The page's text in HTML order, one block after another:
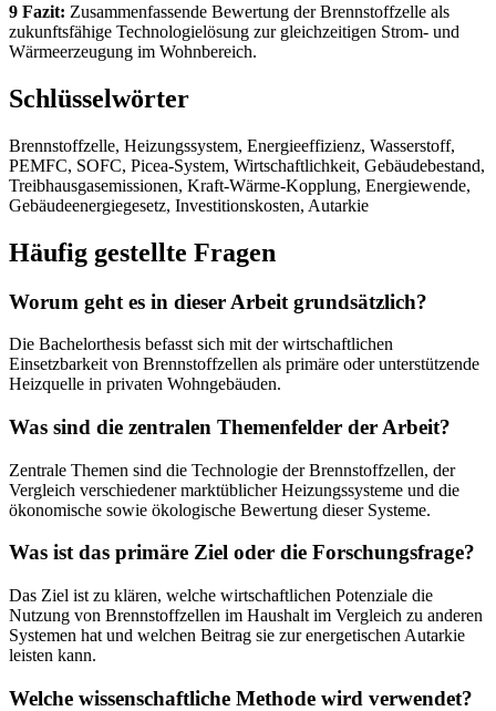
9 Fazit: Zusammenfassende Bewertung der Brennstoffzelle als
zukunftsfähige Technologielösung zur gleichzeitigen Strom- und
Wärmeerzeugung im Wohnbereich.
Schlüsselwörter
Brennstoffzelle, Heizungssystem, Energieeffizienz, Wasserstoff,
PEMFC, SOFC, Picea-System, Wirtschaftlichkeit, Gebäudebestand,
Treibhausgasemissionen, Kraft-Wärme-Kopplung, Energiewende,
Gebäudeenergiegesetz, Investitionskosten, Autarkie
Häufig gestellte Fragen
Worum geht es in dieser Arbeit grundsätzlich?
Die Bachelorthesis befasst sich mit der wirtschaftlichen
Einsetzbarkeit von Brennstoffzellen als primäre oder unterstützende
Heizquelle in privaten Wohngebäuden.
Was sind die zentralen Themenfelder der Arbeit?
Zentrale Themen sind die Technologie der Brennstoffzellen, der
Vergleich verschiedener marktüblicher Heizungssysteme und die
ökonomische sowie ökologische Bewertung dieser Systeme.
Was ist das primäre Ziel oder die Forschungsfrage?
Das Ziel ist zu klären, welche wirtschaftlichen Potenziale die
Nutzung von Brennstoffzellen im Haushalt im Vergleich zu anderen
Systemen hat und welchen Beitrag sie zur energetischen Autarkie
leisten kann.
Welche wissenschaftliche Methode wird verwendet?